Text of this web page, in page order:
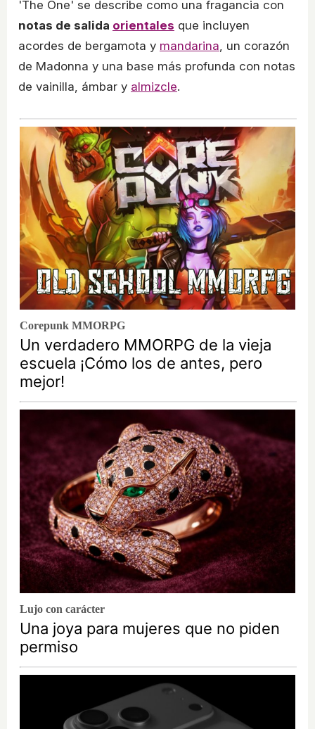
'The One' se describe como una fragancia con
notas de salida orientales que incluyen
acordes de bergamota y mandarina , un corazón
de Madonna y una base más profunda con notas
de vainilla, ámbar y almizcle.
Corepunk MMORPG
Un verdadero MMORPG de la vieja
escuela ¡Cómo los de antes, pero
mejor!
Lujo con carácter
Una joya para mujeres que no piden
permiso